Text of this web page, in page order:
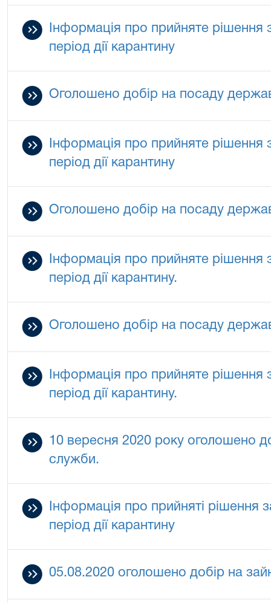
Інформація про прийняте рішення
період дії карантину
Оголошено добір на посаду
Інформація про прийняте рішення
період дії карантину
Оголошено добір на посаду
Інформація про прийняте рішення
період дії карантину.
Оголошено добір на посаду
Інформація про прийняте рішення
період дії карантину.
10 вересня 2020 року оголошено
служби.
Інформація про прийняті рішення
період дії карантину
05.08.2020 оголошено добір на